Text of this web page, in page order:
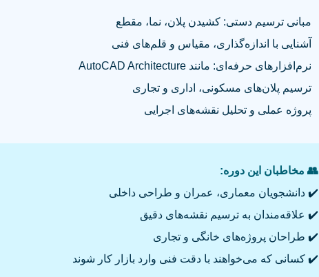
مبانی ترسیم دستی: کشیدن پلان، نما، مقطع
آشنایی با اندازه‌گذاری، مقیاس و قلم‌های فنی
نرم‌افزارهای حرفه‌ای: مانند AutoCAD Architecture
ترسیم پلان‌های مسکونی، اداری و تجاری
پروژه عملی و تحلیل نقشه‌های اجرایی
👥 مخاطبان این دوره:
✔️ دانشجویان معماری، عمران و طراحی داخلی
✔️ علاقه‌مندان به ترسیم نقشه‌های دقیق
✔️ طراحان پروژه‌های خانگی و تجاری
✔️ کسانی که می‌خواهند با دقت فنی وارد بازار کار شوند